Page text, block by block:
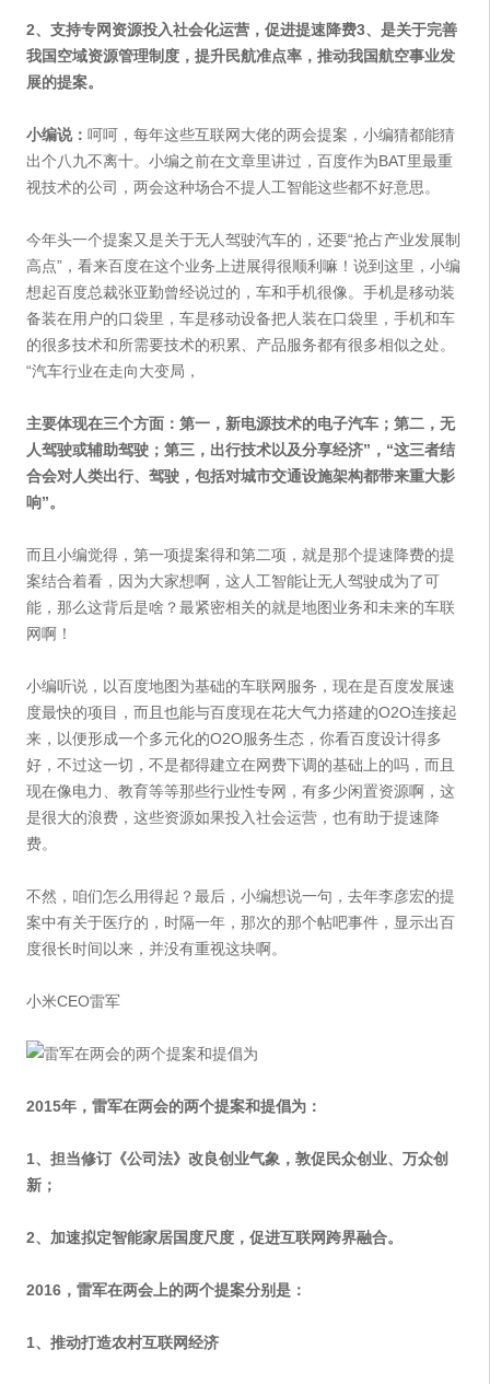
2、支持专网资源投入社会化运营，促进提速降费3、是关于完善
我国空域资源管理制度，提升民航准点率，推动我国航空事业发
展的提案。
小编说： 呵呵，每年这些互联网大佬的两会提案，小编猜都能猜
出个八九不离十。小编之前在文章里讲过，百度作为BAT里最重
视技术的公司，两会这种场合不提人工智能这些都不好意思。
今年头一个提案又是关于无人驾驶汽车的，还要“抢占产业发展制
高点”，看来百度在这个业务上进展得很顺利嘛！说到这里，小编
想起百度总裁张亚勤曾经说过的，车和手机很像。手机是移动装
备装在用户的口袋里，车是移动设备把人装在口袋里，手机和车
的很多技术和所需要技术的积累、产品服务都有很多相似之处。
“汽车行业在走向大变局，
主要体现在三个方面：第一，新电源技术的电子汽车；第二，无
人驾驶或辅助驾驶；第三，出行技术以及分享经济”，“这三者结
合会对人类出行、驾驶，包括对城市交通设施架构都带来重大影
响”。
而且小编觉得，第一项提案得和第二项，就是那个提速降费的提
案结合着看，因为大家想啊，这人工智能让无人驾驶成为了可
能，那么这背后是啥？最紧密相关的就是地图业务和未来的车联
网啊！
小编听说，以百度地图为基础的车联网服务，现在是百度发展速
度最快的项目，而且也能与百度现在花大气力搭建的O2O连接起
来，以便形成一个多元化的O2O服务生态，你看百度设计得多
好，不过这一切，不是都得建立在网费下调的基础上的吗，而且
现在像电力、教育等等那些行业性专网，有多少闲置资源啊，这
是很大的浪费，这些资源如果投入社会运营，也有助于提速降
费。
不然，咱们怎么用得起？最后，小编想说一句，去年李彦宏的提
案中有关于医疗的，时隔一年，那次的那个帖吧事件，显示出百
度很长时间以来，并没有重视这块啊。
小米CEO雷军
2015年，雷军在两会的两个提案和提倡为：
1、担当修订《公司法》改良创业气象，敦促民众创业、万众创
新；
2、加速拟定智能家居国度尺度，促进互联网跨界融合。
2016，雷军在两会上的两个提案分别是：
1、推动打造农村互联网经济